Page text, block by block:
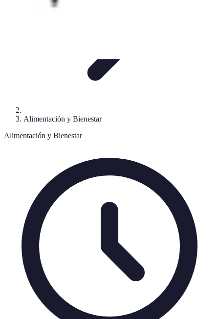
Alimentación y Bienestar
Alimentación y Bienestar